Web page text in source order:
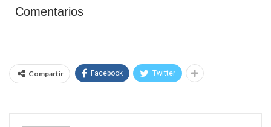
Comentarios
Compartir Facebook Twitter